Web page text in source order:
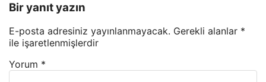
Bir yanıt yazın
E-posta adresiniz yayınlanmayacak. Gerekli alanlar *
ile işaretlenmişlerdir
Yorum *